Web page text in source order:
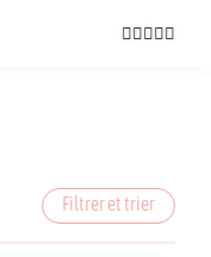
Filtrer et trier